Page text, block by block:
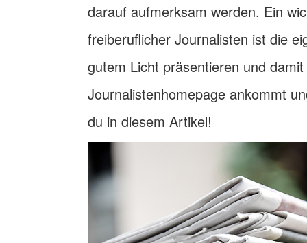
darauf aufmerksam werden. Ein
freiberuflicher Journalisten ist die
gutem Licht präsentieren und
Journalistenhomepage ankommt
du in diesem Artikel!